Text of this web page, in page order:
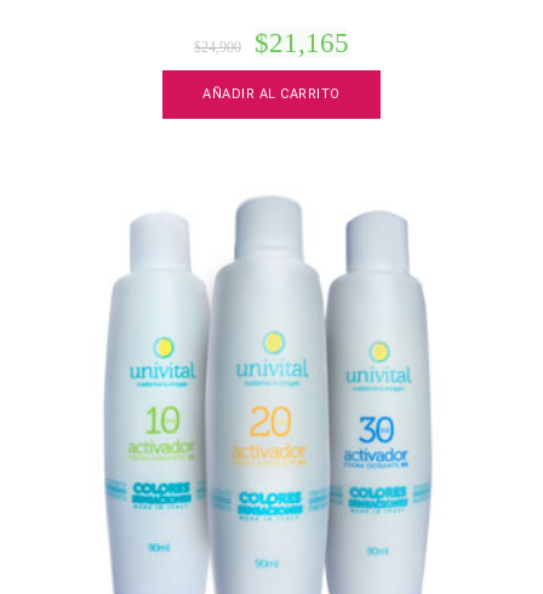
$24,900 $21,165
AÑADIR AL CARRITO